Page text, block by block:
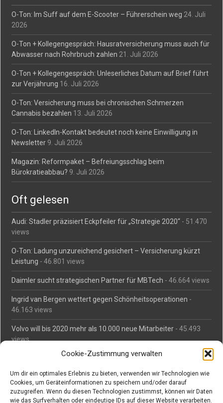
Cookie-Zustimmung verwalten
Um dir ein optimales Erlebnis zu bieten, verwenden wir Technologien wie
Cookies, um Geräteinformationen zu speichern und/oder darauf
zuzugreifen. Wenn du diesen Technologien zustimmst, können wir Daten
wie das Surfverhalten oder eindeutige IDs auf dieser Website verarbeiten.
O-Ton: Im Suff auf dem E-Scooter – Führerschein weg 24. Juli
2026
O-Ton + Kollegengespräch: Hausratversicherung muss auch für
Abwasser nach Rohrbruch zahlen 21. Juli 2026
O-Ton + Kollegengespräch: Unleserliches Datum auf Brief führt
zur Verjährung 16. Juli 2026
O-Ton: Versicherung muss bei chronischen Schmerzen
Cannabis bezahlen 13. Juli 2026
O-Ton: LinkedIn-Kontakt bedeutet noch keine Einwilligung in
Newsletter 9. Juli 2026
Magazin: Reformpaket – Befreiungsschlag beim
Bürokratieabbau? 9. Juli 2026
Oft gelesen
Audi: Stadler präzisiert Eckpfeiler für „Strategie 2020“ - 51.470
views
O-Ton: Ladung unzureichend gesichert – Versicherung kürzt
Leistung - 46.801 views
Daimler sucht strategischen Partner für MBTech - 46.664 views
Ingrid van Bergen wettert gegen Schönheitsoperationen -
46.163 views
Volvo will bis 2020 mehr als 10.000 neue Mitarbeiter - 45.493
views
Mäßiges Interesse an Daimlers MBtech- 44.716 views
O-Ton: Wer muss Schaden für abgedriftete Silvesterraketen
zahlen? - 42.379 views